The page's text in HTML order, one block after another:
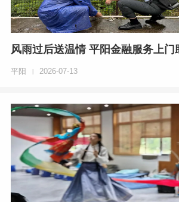
风雨过后送温情 平阳金融服务上门
平阳 | 2026-07-13